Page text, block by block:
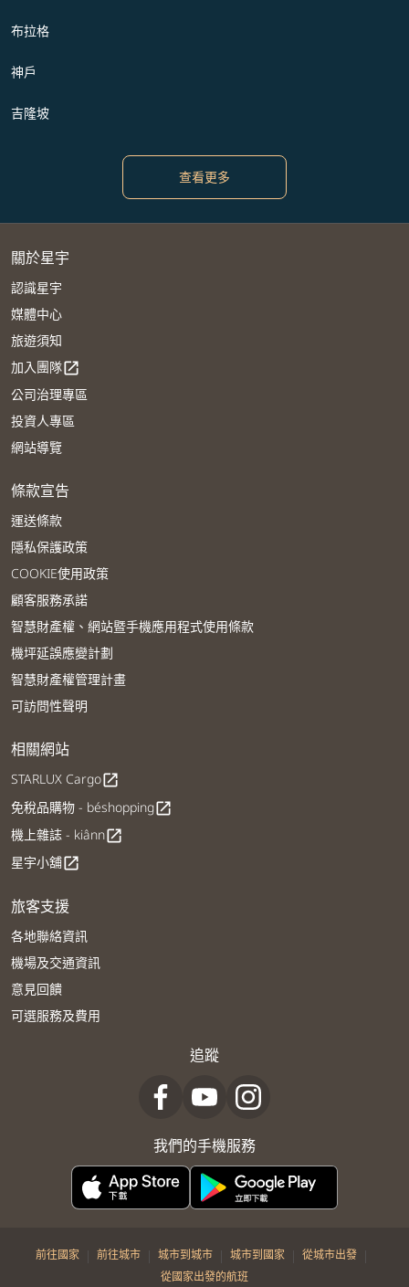
布拉格
神戶
吉隆坡
查看更多
關於星宇
認識星宇
媒體中心
旅遊須知
加入團隊open_in_new
公司治理專區
投資人專區
網站導覽
條款宣告
運送條款
隱私保護政策
COOKIE使用政策
顧客服務承諾
智慧財產權、網站暨手機應用程式使用條款
機坪延誤應變計劃
智慧財產權管理計畫
可訪問性聲明
相關網站
STARLUX Cargoopen_in_new
免稅品購物 - béshoppingopen_in_new
機上雜誌 - kiânnopen_in_new
星宇小舖open_in_new
旅客支援
各地聯絡資訊
機場及交通資訊
意見回饋
可選服務及費用
追蹤
我們的手機服務
前往國家 | 前往城市 | 城市到城市 | 城市到國家 | 從城市出發 |
從國家出發的航班